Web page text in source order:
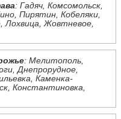
: Гадяч, Комсомольск,
Пирятин, Кобеляки,
Лохвица, Жовтневое,
: Мелитополь,
Днепрорудное,
Каменка-
Константиновка,